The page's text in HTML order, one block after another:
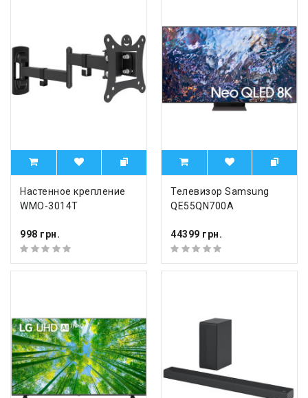
Настенное крепление
WMO-3014T
998 грн.
Телевизор Samsung
QE55QN700A
44399 грн.